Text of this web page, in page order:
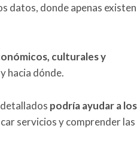
datos, donde apenas existen
culturales y
hacia dónde.
podría ayudar a los
servicios y comprender las